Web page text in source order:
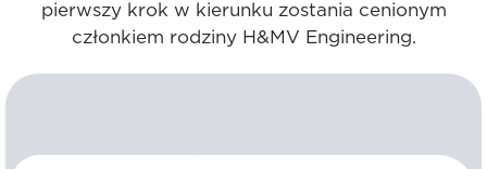
pierwszy krok w kierunku zostania cenionym
członkiem rodziny H&MV Engineering.